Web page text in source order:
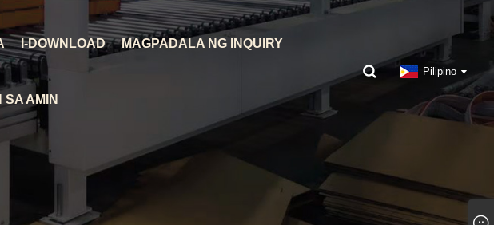
I-DOWNLOAD MAGPADALA NG INQUIRY
SA AMIN
Pilipino